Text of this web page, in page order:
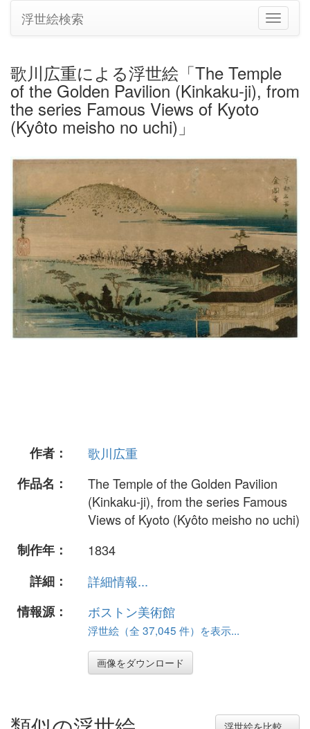
ナ
ビ
シ
ョ
替
浮世絵検索
歌川広重による浮世絵「The Temple
of the Golden Pavilion (Kinkaku-ji), from
the series Famous Views of Kyoto
(Kyôto meisho no uchi)」
作者：
歌川広重
作品名：
The Temple of the Golden Pavilion
(Kinkaku-ji), from the series Famous
Views of Kyoto (Kyôto meisho no uchi)
制作年：
1834
詳細：
詳細情報...
情報源：
ボストン美術館
浮世絵（全 37,045 件）を表示...
画像をダウンロード